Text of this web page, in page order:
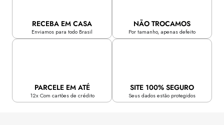
RECEBA EM CASA
Enviamos para todo Brasil
NÃO TROCAMOS
Por tamanho, apenas defeito
PARCELE EM ATÉ
12x Com cartões de crédito
SITE 100% SEGURO
Seus dados estão protegidos